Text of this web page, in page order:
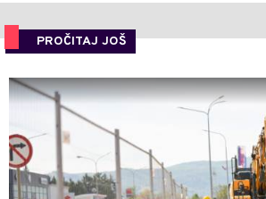
PROČITAJ JOŠ